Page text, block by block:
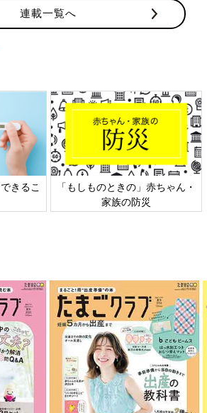
連載一覧へ
きるこ
「もしものときの」赤ちゃん・
家族の防災